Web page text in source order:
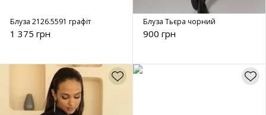
Блуза 2126.5591 графіт
1 375 грн
Блуза Тьєра чорний
900 грн